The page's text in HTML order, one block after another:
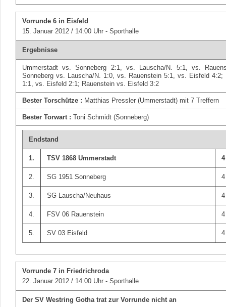
Vorrunde 6 in Eisfeld
15. Januar 2012 / 14:00 Uhr - Sporthalle
Ergebnisse
Ummerstadt vs. Sonneberg 2:1, vs. Lauscha/N. 5:1, vs.
Sonneberg vs. Lauscha/N. 1:0, vs. Rauenstein 5:1, vs. Eisfeld 4:2;
1:1, vs. Eisfeld 2:1; Rauenstein vs. Eisfeld 3:2
Bester Torschütze : Matthias Pressler (Ummerstadt) mit 7 Treffern
Bester Torwart : Toni Schmidt (Sonneberg)
Endstand
1. TSV 1868 Ummerstadt 4
2. SG 1951 Sonneberg 4
3. SG Lauscha/Neuhaus 4
4. FSV 06 Rauenstein 4
5. SV 03 Eisfeld 4
Vorrunde 7 in Friedrichroda
22. Januar 2012 / 14:00 Uhr - Sporthalle
Der SV Westring Gotha trat zur Vorrunde nicht an